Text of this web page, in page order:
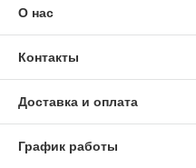
О нас
Контакты
Доставка и оплата
График работы